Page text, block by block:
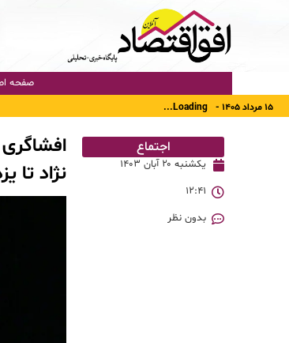
صفحه
۱۵ مرداد ۱۴۰۵ - Loading...
اجتماع
یکشنبه ۲۰ آبان ۱۴۰۳
۱۲:۴۱
بدون نظر
نژاد تا